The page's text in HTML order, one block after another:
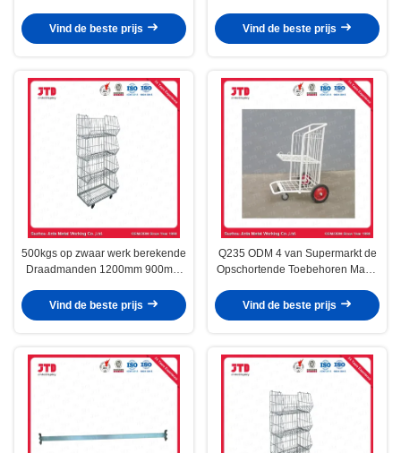
Vind de beste prijs
Vind de beste prijs
500kgs op zwaar werk berekende
Draadmanden 1200mm 900mm
Vind de beste prijs
Q235 ODM 4 van Supermarkt de
Opschortende Toebehoren Mand
Vind de beste prijs